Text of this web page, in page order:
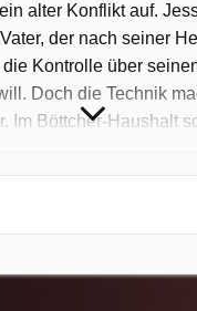
alter Konflikt auf.
der nach seiner
Kontrolle über
Doch die Technik
Im Böttcher-Haushalt
riskante Geldanlagen –
zum Reißen. Und
Julius setzt